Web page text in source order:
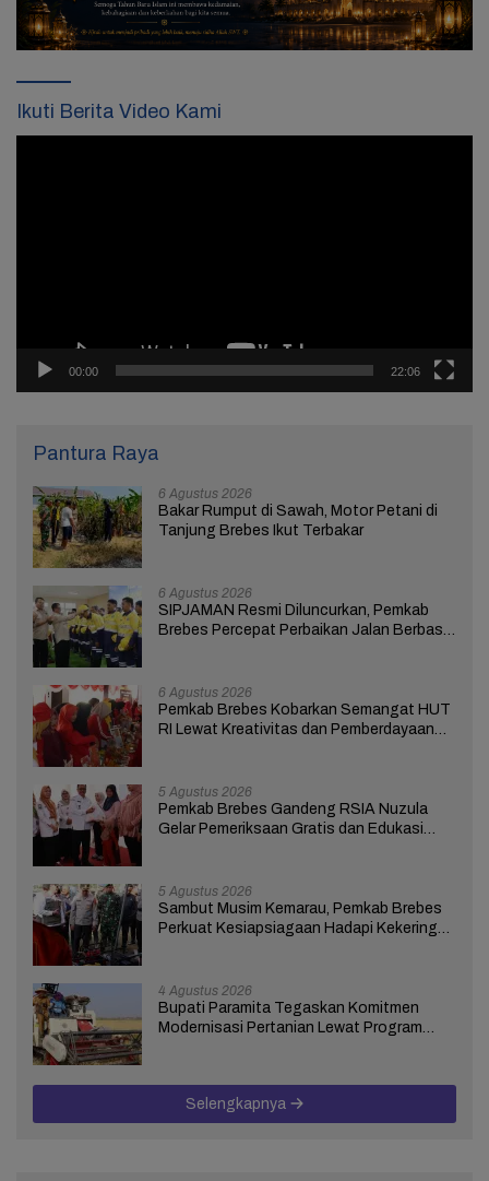
Ikuti Berita Video Kami
00:00 22:06
Pantura Raya
6 Agustus 2026
Bakar Rumput di Sawah, Motor Petani di
Tanjung Brebes Ikut Terbakar
6 Agustus 2026
SIPJAMAN Resmi Diluncurkan, Pemkab
Brebes Percepat Perbaikan Jalan Berbasis
6 Agustus 2026
Pemkab Brebes Kobarkan Semangat HUT
RI Lewat Kreativitas dan Pemberdayaan
5 Agustus 2026
Pemkab Brebes Gandeng RSIA Nuzula
Gelar Pemeriksaan Gratis dan Edukasi
5 Agustus 2026
Sambut Musim Kemarau, Pemkab Brebes
Perkuat Kesiapsiagaan Hadapi Kekeringan
4 Agustus 2026
Bupati Paramita Tegaskan Komitmen
Modernisasi Pertanian Lewat Program
Selengkapnya